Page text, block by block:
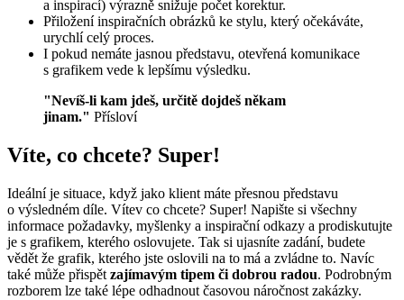
a inspirací) výrazně snižuje počet korektur.
Přiložení inspiračních obrázků ke stylu, který očekáváte,
urychlí celý proces.
I pokud nemáte jasnou představu, otevřená komunikace
s grafikem vede k lepšímu výsledku.
"Nevíš-li kam jdeš, určitě dojdeš někam
jinam." Přísloví
Víte, co chcete? Super!
Ideální je situace, když jako klient máte přesnou představu
o výsledném díle. Vítev co chcete? Super! Napište si všechny
informace požadavky, myšlenky a inspirační odkazy a prodiskutujte
je s grafikem, kterého oslovujete. Tak si ujasníte zadání, budete
vědět že grafik, kterého jste oslovili na to má a zvládne to. Navíc
také může přispět zajímavým tipem či dobrou radou. Podrobným
rozborem lze také lépe odhadnout časovou náročnost zakázky.